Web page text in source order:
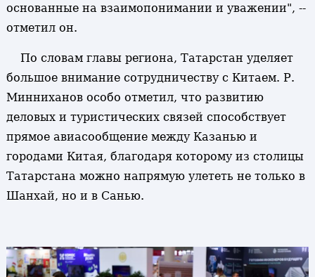
основанные на взаимопонимании и уважении", --
отметил он.
По словам главы региона, Татарстан уделяет
большое внимание сотрудничеству с Китаем. Р.
Минниханов особо отметил, что развитию
деловых и туристических связей способствует
прямое авиасообщение между Казанью и
городами Китая, благодаря которому из столицы
Татарстана можно напрямую улететь не только в
Шанхай, но и в Санью.